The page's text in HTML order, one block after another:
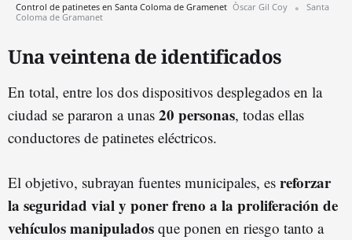
Control de patinetes en Santa Coloma de Gramenet Òscar Gil Coy
Santa
Coloma de Gramanet
Una veintena de identificados
En total, entre los dos dispositivos desplegados en la
ciudad se pararon a unas 20 personas, todas ellas
conductores de patinetes eléctricos.
El objetivo, subrayan fuentes municipales, es reforzar
la seguridad vial y poner freno a la proliferación de
vehículos manipulados que ponen en riesgo tanto a